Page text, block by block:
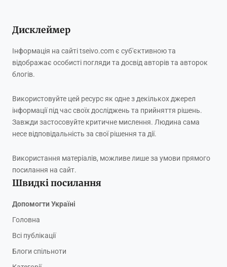
Дисклеймер
Інформація на сайті tseivo.com є суб'єктивною та
відображає особисті погляди та досвід авторів та авторок
блогів.
Використовуйте цей ресурс як одне з декількох джерел
інформації під час своїх досліджень та прийняття рішень.
Завжди застосовуйте критичне мислення. Людина сама
несе відповідальність за свої рішення та дії.
Використання матеріалів, можливе лише за умови прямого
посилання на сайт.
Швидкі посилання
Допомогти Україні
Головна
Всі публікації
Блоги спільноти